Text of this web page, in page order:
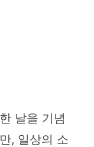
날을 기념
, 일상의 소